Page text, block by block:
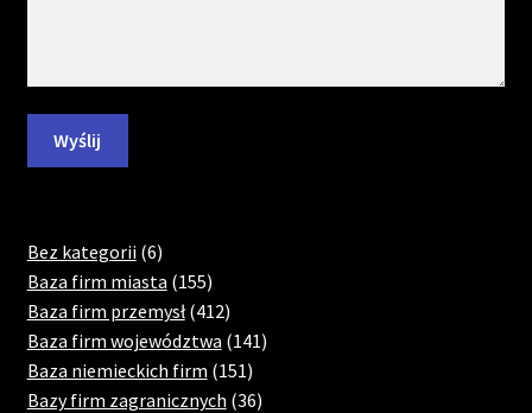
Bez kategorii 66
products
Baza firm miasta 155155
products
Baza firm przemysł 412412
products
Baza firm województwa 141141
Baza niemieckich firm 151151
products
Bazy firm zagranicznych 3636